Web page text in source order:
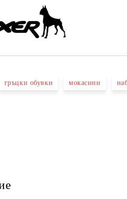
гръцки обувки мокасини